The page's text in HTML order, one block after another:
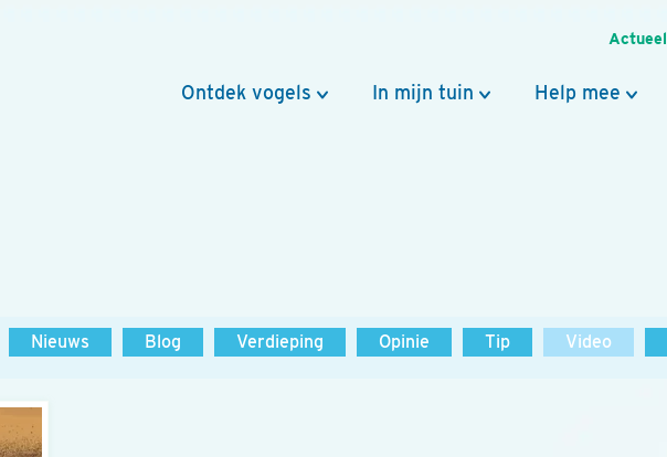
Actueel
Ontdek vogels In mijn tuin Help mee
Nieuws Blog Verdieping Opinie Tip Video